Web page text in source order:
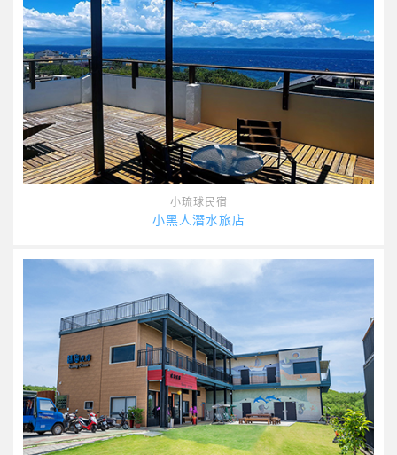
小琉球民宿
小黑人潛水旅店